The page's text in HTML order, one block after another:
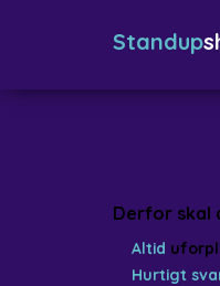
Standup
Derfor skal
Altid
Hurtigt